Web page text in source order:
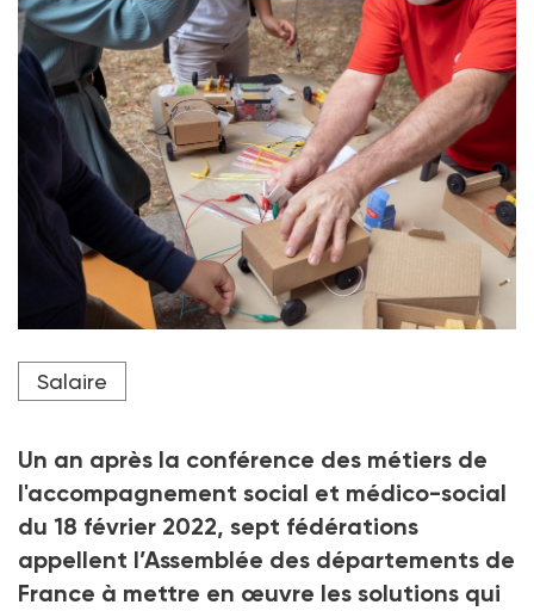
Crédit photo Adrien Nowak / Hans Lucas / Hans Lucas via
AFP
Salaire
Un an après la conférence des métiers de
l'accompagnement social et médico-social
du 18 février 2022, sept fédérations
appellent l’Assemblée des départements de
France à mettre en œuvre les solutions qui